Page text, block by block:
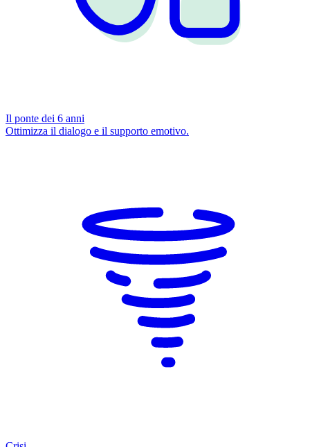
Il ponte dei 6 anni
Ottimizza il dialogo e il supporto emotivo.